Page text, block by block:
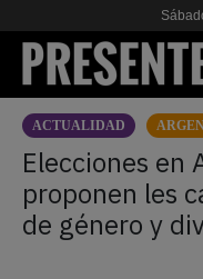
ACTUALIDAD
INVESTIGACIONES
VIH & SIDA
ACTUALIDAD
Elecciones en
proponen les
de género y